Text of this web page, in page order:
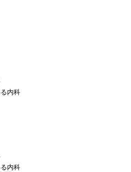
内科
内科